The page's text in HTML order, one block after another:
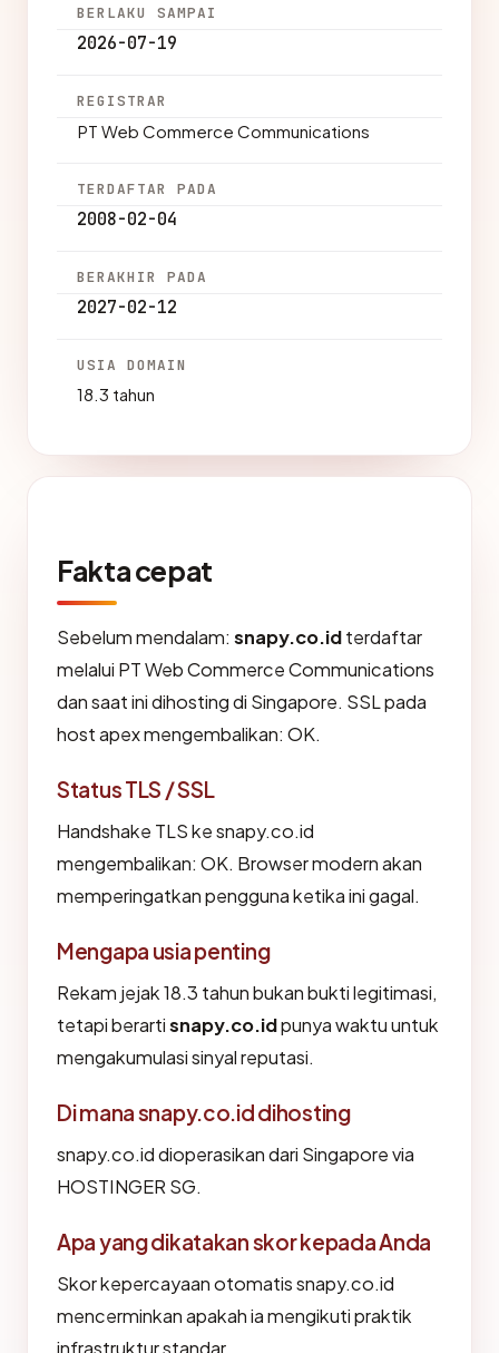
BERLAKU SAMPAI
2026-07-19
REGISTRAR
PT Web Commerce Communications
TERDAFTAR PADA
2008-02-04
BERAKHIR PADA
2027-02-12
USIA DOMAIN
18.3 tahun
Fakta cepat
Sebelum mendalam: snapy.co.idterdaftar
melalui PT Web Commerce Communications
dan saat ini dihosting di Singapore. SSL pada
host apex mengembalikan: OK.
Status TLS / SSL
Handshake TLS ke snapy.co.id
mengembalikan: OK. Browser modern akan
memperingatkan pengguna ketika ini gagal.
Mengapa usia penting
Rekam jejak 18.3 tahun bukan bukti legitimasi,
tetapi berartisnapy.co.idpunya waktu untuk
mengakumulasi sinyal reputasi.
Di mana snapy.co.id dihosting
snapy.co.id dioperasikan dari Singapore via
HOSTINGER SG.
Apa yang dikatakan skor kepada Anda
Skor kepercayaan otomatis snapy.co.id
mencerminkan apakah ia mengikuti praktik
infrastruktur standar.